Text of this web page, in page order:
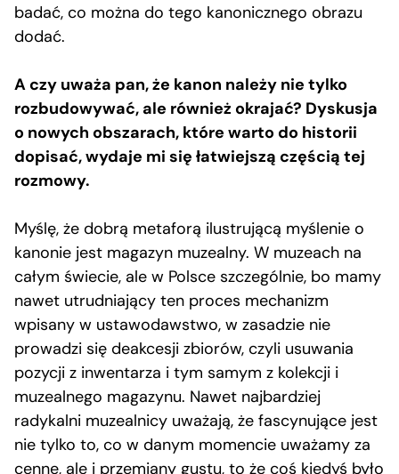
badać, co można do tego kanonicznego obrazu
dodać.
A czy uważa pan, że kanon należy nie tylko
rozbudowywać, ale również okrajać? Dyskusja
o nowych obszarach, które warto do historii
dopisać, wydaje mi się łatwiejszą częścią tej
rozmowy.
Myślę, że dobrą metaforą ilustrującą myślenie o
kanonie jest magazyn muzealny. W muzeach na
całym świecie, ale w Polsce szczególnie, bo mamy
nawet utrudniający ten proces mechanizm
wpisany w ustawodawstwo, w zasadzie nie
prowadzi się deakcesji zbiorów, czyli usuwania
pozycji z inwentarza i tym samym z kolekcji i
muzealnego magazynu. Nawet najbardziej
radykalni muzealnicy uważają, że fascynujące jest
nie tylko to, co w danym momencie uważamy za
cenne, ale i przemiany gustu, to że coś kiedyś było